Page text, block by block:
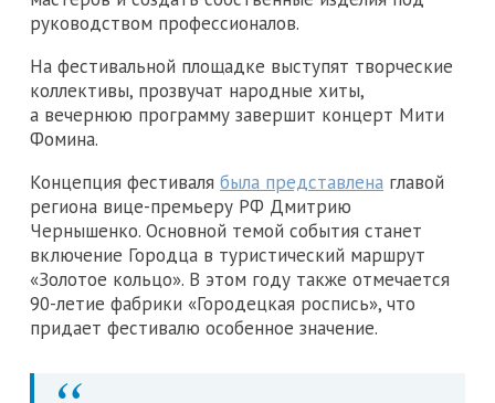
руководством профессионалов.
На фестивальной площадке выступят творческие
коллективы, прозвучат народные хиты,
а вечернюю программу завершит концерт Мити
Фомина.
Концепция фестиваля была представлена главой
региона вице-премьеру РФ Дмитрию
Чернышенко. Основной темой события станет
включение Городца в туристический маршрут
«Золотое кольцо». В этом году также отмечается
90-летие фабрики «Городецкая роспись», что
придает фестивалю особенное значение.